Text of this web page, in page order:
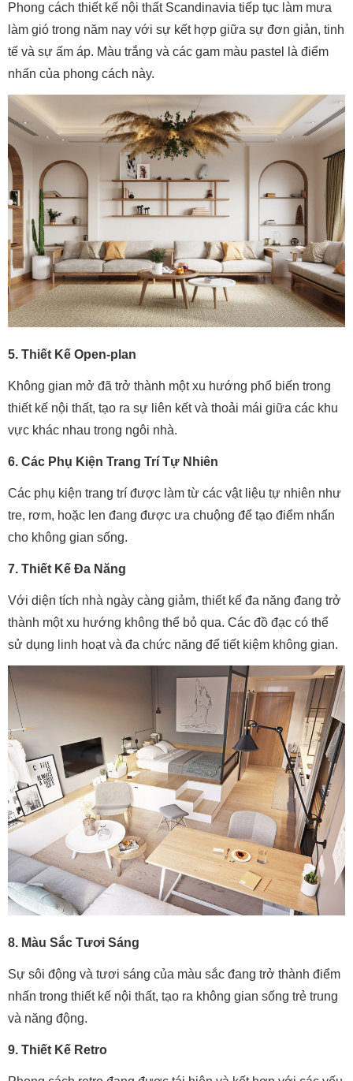
Phong cách thiết kế nội thất Scandinavia tiếp tục làm mưa
làm gió trong năm nay với sự kết hợp giữa sự đơn giản, tinh
tế và sự ấm áp. Màu trắng và các gam màu pastel là điểm
nhấn của phong cách này.
5. Thiết Kế Open-plan
Không gian mở đã trở thành một xu hướng phổ biến trong
thiết kế nội thất, tạo ra sự liên kết và thoải mái giữa các khu
vực khác nhau trong ngôi nhà.
6. Các Phụ Kiện Trang Trí Tự Nhiên
Các phụ kiện trang trí được làm từ các vật liệu tự nhiên như
tre, rơm, hoặc len đang được ưa chuộng để tạo điểm nhấn
cho không gian sống.
7. Thiết Kế Đa Năng
Với diện tích nhà ngày càng giảm, thiết kế đa năng đang trở
thành một xu hướng không thể bỏ qua. Các đồ đạc có thể
sử dụng linh hoạt và đa chức năng để tiết kiệm không gian.
8. Màu Sắc Tươi Sáng
Sự sôi động và tươi sáng của màu sắc đang trở thành điểm
nhấn trong thiết kế nội thất, tạo ra không gian sống trẻ trung
và năng động.
9. Thiết Kế Retro